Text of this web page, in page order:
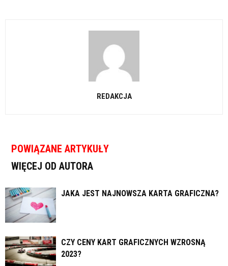
REDAKCJA
POWIĄZANE ARTYKUŁY
WIĘCEJ OD AUTORA
JAKA JEST NAJNOWSZA KARTA GRAFICZNA?
CZY CENY KART GRAFICZNYCH WZROSNĄ
2023?